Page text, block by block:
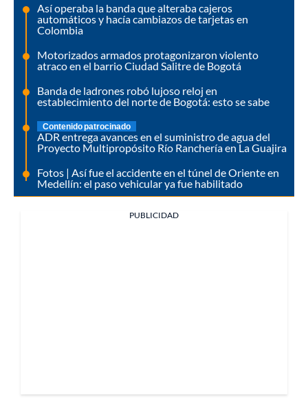
Así operaba la banda que alteraba cajeros
automáticos y hacía cambiazos de tarjetas en
Colombia
Motorizados armados protagonizaron violento
atraco en el barrio Ciudad Salitre de Bogotá
Banda de ladrones robó lujoso reloj en
establecimiento del norte de Bogotá: esto se sabe
Contenido patrocinado
ADR entrega avances en el suministro de agua del
Proyecto Multipropósito Río Ranchería en La Guajira
Fotos | Así fue el accidente en el túnel de Oriente en
Medellín: el paso vehicular ya fue habilitado
PUBLICIDAD